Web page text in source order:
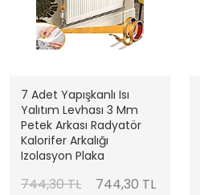
7 Adet Yapışkanlı Isı
Yalıtım Levhası 3 Mm
Petek Arkası Radyatör
Kalorifer Arkalığı
Izolasyon Plaka
744,30 TL 744,30 TL